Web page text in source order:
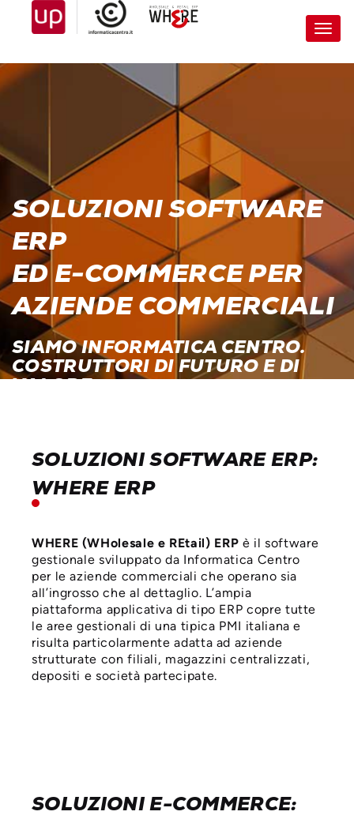
SOLUZIONI SOFTWARE
ERP
ED E-COMMERCE PER
AZIENDE COMMERCIALI
SIAMO INFORMATICA CENTRO.
COSTRUTTORI DI FUTURO E DI
VALORE.
SOLUZIONI SOFTWARE ERP:
WHERE ERP
WHERE (WHolesale e REtail) ERP è il software
gestionale sviluppato da Informatica Centro
per le aziende commerciali che operano sia
all’ingrosso che al dettaglio. L’ampia
piattaforma applicativa di tipo ERP copre tutte
le aree gestionali di una tipica PMI italiana e
risulta particolarmente adatta ad aziende
strutturate con filiali, magazzini centralizzati,
depositi e società partecipate.
SOLUZIONI E-COMMERCE: